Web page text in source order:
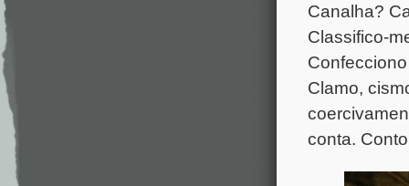
Canalha?
Classifico-
Clamo,
conta.